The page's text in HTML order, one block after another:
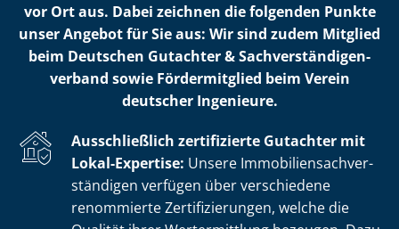
vor Ort aus. Dabei zeichnen die folgenden Punkte
unser Angebot für Sie aus: Wir sind zudem Mitglied
beim Deutschen Gutachter & Sach­ver­stän­di­gen­
ver­band sowie Fördermitglied beim Verein
deutscher Ingenieure.
Ausschließlich zertifizierte Gutachter mit
Lokal-Expertise: Unsere Im­mo­bi­li­en­sach­ver­
stän­di­gen verfügen über verschiedene
renommierte Zer­ti­fi­zie­run­gen, welche die